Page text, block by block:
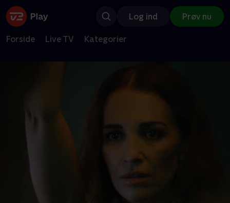
Log ind Prøv nu
Forside Live TV Kategorier